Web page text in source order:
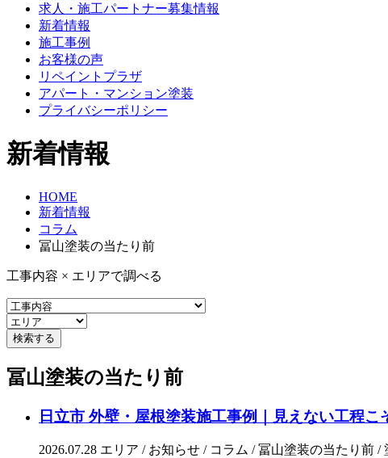
求人・施工パートナー募集情報
新着情報
施工事例
お客様の声
リペイントプラザ
アパート・マンション塗装
プライバシーポリシー
新着情報
HOME
新着情報
コラム
冨山塗装の当たり前
工事内容 × エリアで調べる
冨山塗装の当たり前
日立市 外壁・屋根塗装施工事例｜見えない工程
2026.07.28 エリア / お知らせ / コラム / 冨山塗装の当たり前 /